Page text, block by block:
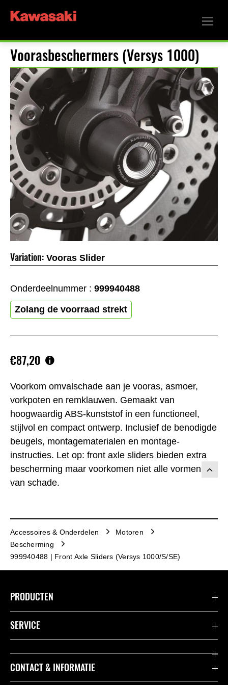
Voorasbeschermers (Versys 1000)
Voorkom omvalschade aan je vooras, asmoer,
vorkpoten en remklauwen. Gemaakt van
hoogwaardig ABS-kunststof in een functioneel,
stijlvol en compact ontwerp. Inclusief de benodigde
beugels, montagematerialen en montage-
instructies. Let op: front axle sliders bieden extra
bescherming maar voorkomen niet alle vormen
van schade.
€87,20
Variation: Vooras Slider
Onderdeelnummer : 999940488
Zolang de voorraad strekt
Accessoires & Onderdelen
Motoren
Bescherming
999940488 | Front Axle Sliders (Versys 1000/S/SE)
PRODUCTEN
Accessoires & Onderdelen
Motoren
SERVICE
K-Care Fabrieksgarantie
CONTACT & INFORMATIE